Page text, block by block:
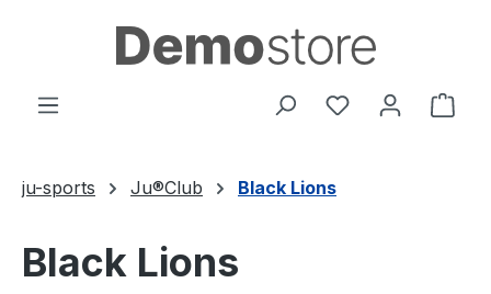
Zum Hauptinhalt springen
Du hast 0
ju-sports Ju®Club Black Lions
Black Lions